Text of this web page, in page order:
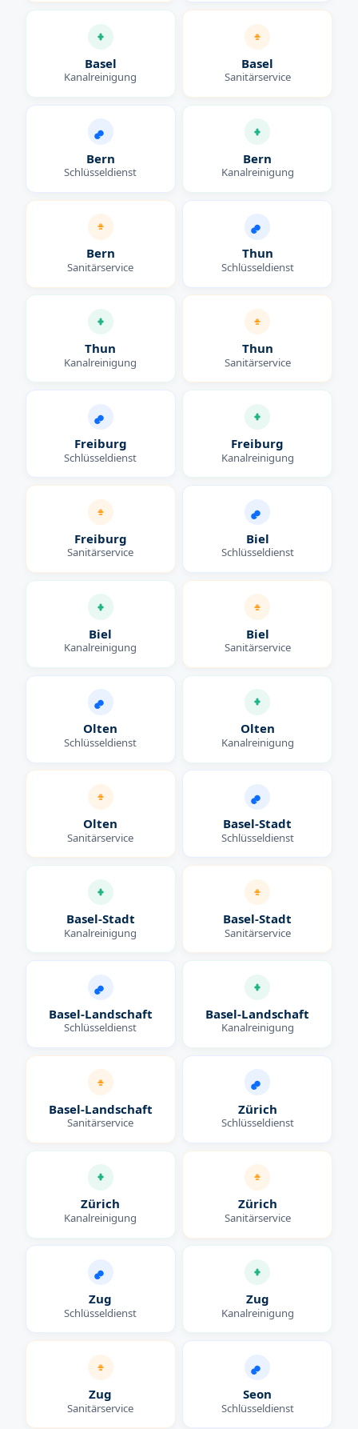
Basel
Kanalreinigung
Basel
Sanitärservice
Bern
Schlüsseldienst
Bern
Kanalreinigung
Bern
Sanitärservice
Thun
Schlüsseldienst
Thun
Kanalreinigung
Thun
Sanitärservice
Freiburg
Schlüsseldienst
Freiburg
Kanalreinigung
Freiburg
Sanitärservice
Biel
Schlüsseldienst
Biel
Kanalreinigung
Biel
Sanitärservice
Olten
Schlüsseldienst
Olten
Kanalreinigung
Olten
Sanitärservice
Basel-Stadt
Schlüsseldienst
Basel-Stadt
Kanalreinigung
Basel-Stadt
Sanitärservice
Basel-Landschaft
Schlüsseldienst
Basel-Landschaft
Kanalreinigung
Basel-Landschaft
Sanitärservice
Zürich
Schlüsseldienst
Zürich
Kanalreinigung
Zürich
Sanitärservice
Zug
Schlüsseldienst
Zug
Kanalreinigung
Zug
Sanitärservice
Seon
Schlüsseldienst